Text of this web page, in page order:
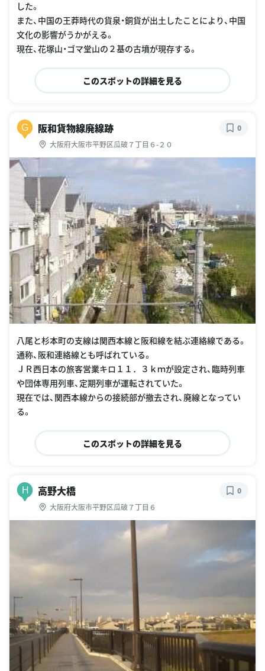
した。
また、中国の王莽時代の貨泉・銅貨が出土したことにより、中国
文化の影響がうかがえる。
現在、花塚山・ゴマ堂山の２基の古墳が現存する。
このスポットの詳細を見る
G 阪和貨物線廃線跡
大阪府大阪市平野区瓜破７丁目６-２０
0
八尾と杉本町の支線は関西本線と阪和線を結ぶ連絡線である。
通称、阪和連絡線とも呼ばれている。
ＪＲ西日本の旅客営業キロ１１．３ｋｍが設定され、臨時列車
や団体専用列車、定期列車が運転されていた。
現在では、関西本線からの接続部が撤去され、廃線となってい
る。
このスポットの詳細を見る
H 高野大橋
大阪府大阪市平野区瓜破７丁目６
0